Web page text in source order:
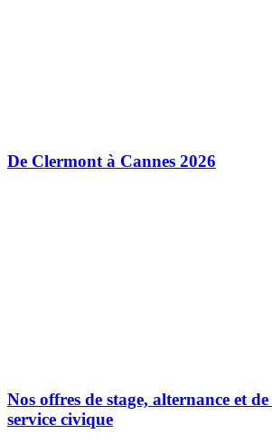
De Clermont à Cannes 2026
Nos offres de stage, alternance et
service civique